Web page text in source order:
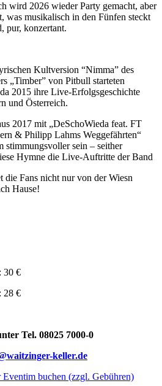
wird 2026 wieder Party gemacht, aber
was musikalisch in den Fünfen steckt
pur, konzertant.
Kultversion “Nimma” des
„Timber” von Pitbull starteten
2015 ihre Live-Erfolgsgeschichte
und Österreich.
2017 mit „DeSchoWieda feat. FT
& Philipp Lahms Weggefährten“
stimmungsvoller sein – seither
Hymne die Live-Auftritte der Band
die Fans nicht nur von der Wiesn
Hause!
30 €
28 €
Tel. 08025 7000-0
keller.de
Eventim buchen (zzgl. Gebühren)